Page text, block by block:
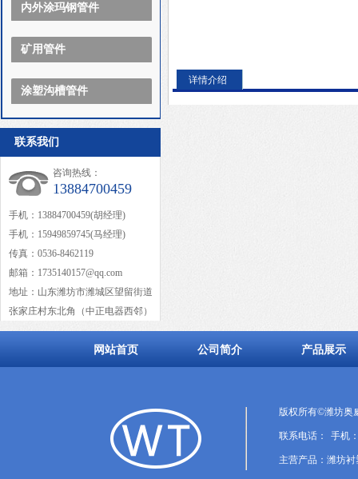
内外涂玛钢管件
矿用管件
涂塑沟槽管件
联系我们
咨询热线：
13884700459
手机：13884700459(胡经理)
手机：15949859745(马经理)
传真：0536-8462119
邮箱：1735140157@qq.com
地址：山东潍坊市潍城区望留街道
张家庄村东北角（中正电器西邻）
详情介绍
网站首页 公司简介 产品展示
版权所有©潍坊奥
联系电话： 手机
主营产品：潍坊